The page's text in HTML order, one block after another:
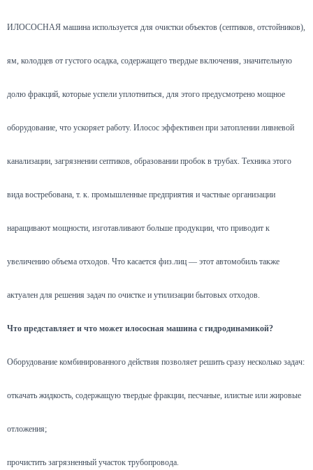
ИЛОСОСНАЯ машина используется для очистки объектов (септиков, отстойников),
ям, колодцев от густого осадка, содержащего твердые включения, значительную
долю фракций, которые успели уплотниться, для этого предусмотрено мощное
оборудование, что ускоряет работу. Илосос эффективен при затоплении ливневой
канализации, загрязнении септиков, образовании пробок в трубах. Техника этого
вида востребована, т. к. промышленные предприятия и частные организации
наращивают мощности, изготавливают больше продукции, что приводит к
увеличению объема отходов. Что касается физ.лиц — этот автомобиль также
актуален для решения задач по очистке и утилизации бытовых отходов.
Что представляет и что может илососная машина с гидродинамикой?
Оборудование комбинированного действия позволяет решить сразу несколько задач:
откачать жидкость, содержащую твердые фракции, песчаные, илистые или жировые
отложения;
прочистить загрязненный участок трубопровода.